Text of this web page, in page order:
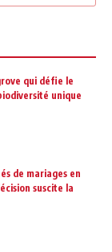
qui défie le
unique
de mariages en
suscite la